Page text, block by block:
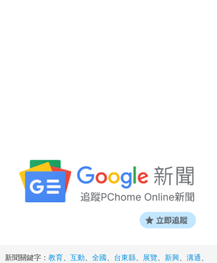
新聞關鍵字： 教育 互動 全國 台東縣 展覽 新興 溝通